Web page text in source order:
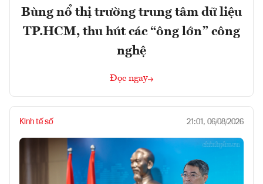
Bùng nổ thị trường trung tâm dữ liệu
TP.HCM, thu hút các “ông lớn” công
nghệ
Đọc ngay
Kinh tế số 21:01, 06/08/2026